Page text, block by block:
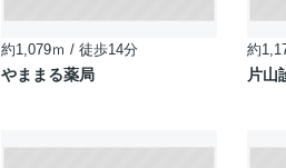
約1,079ｍ / 徒歩14分
やままる薬局
約
片山